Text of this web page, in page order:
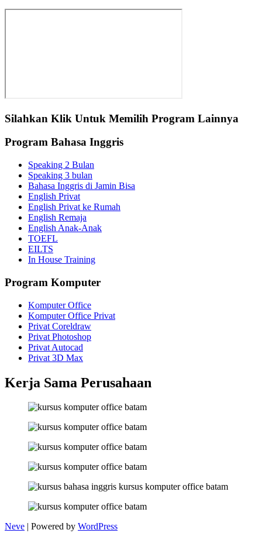
Silahkan Klik Untuk Memilih Program Lainnya
Program Bahasa Inggris
Speaking 2 Bulan
Speaking 3 bulan
Bahasa Inggris di Jamin Bisa
English Privat
English Privat ke Rumah
English Remaja
English Anak-Anak
TOEFL
EILTS
In House Training
Program Komputer
Komputer Office
Komputer Office Privat
Privat Coreldraw
Privat Photoshop
Privat Autocad
Privat 3D Max
Kerja Sama Perusahaan
Neve | Powered by WordPress